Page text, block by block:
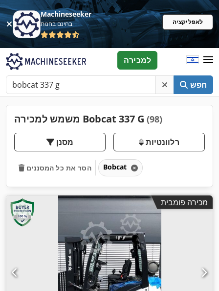
Machineseeker
בחינם בחנות לאפליקציה
חפש
למכירה
משמש למכירה Bobcat 337 G (98)
מסנן רלוונטיות
הסר את כל המסננים Bobcat
מכירה פומבית